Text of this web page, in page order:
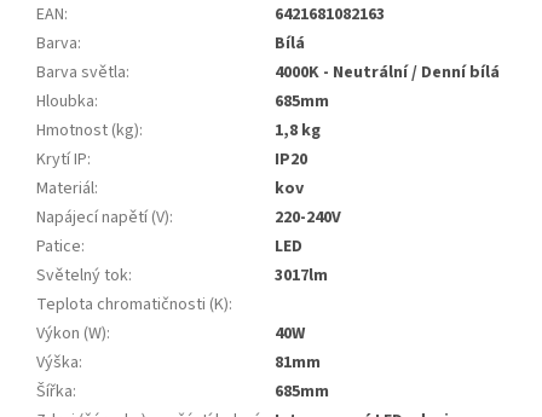
EAN:
6421681082163
Barva:
Bílá
Barva světla:
4000K - Neutrální / Denní bílá
Hloubka:
685mm
Hmotnost (kg):
1,8 kg
Krytí IP:
IP20
Materiál:
kov
Napájecí napětí (V):
220-240V
Patice:
LED
Světelný tok:
3017lm
Teplota chromatičnosti (K):
Výkon (W):
40W
Výška:
81mm
Šířka:
685mm